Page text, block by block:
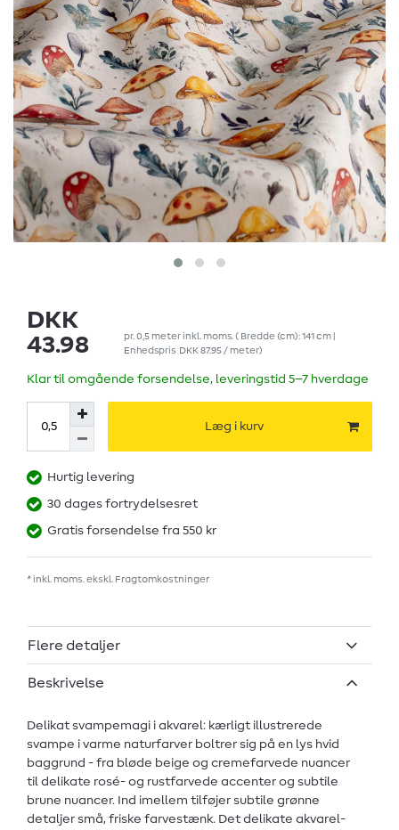
DKK
43.98
pr.0,5 meter inkl. moms. ( Bredde (cm): 141 cm |
Enhedspris DKK 87.95 / meter)
Klar til omgående forsendelse, leveringstid 5–7 hverdage
Læg i kurv
Hurtig levering
30 dages fortrydelsesret
Gratis forsendelse fra 550 kr
* inkl. moms. ekskl. Fragtomkostninger
Flere detaljer
Beskrivelse
Delikat svampemagi i akvarel: kærligt illustrerede
svampe i varme naturfarver boltrer sig på en lys hvid
baggrund - fra bløde beige og cremefarvede nuancer
til delikate rosé- og rustfarvede accenter og subtile
brune nuancer. Ind imellem tilføjer subtile grønne
detaljer små, friske farvestænk. Det delikate akvarel-